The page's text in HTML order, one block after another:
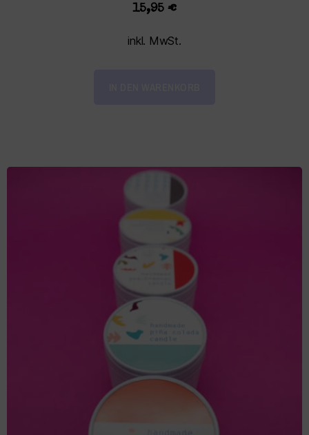
15,95 €
inkl. MwSt.